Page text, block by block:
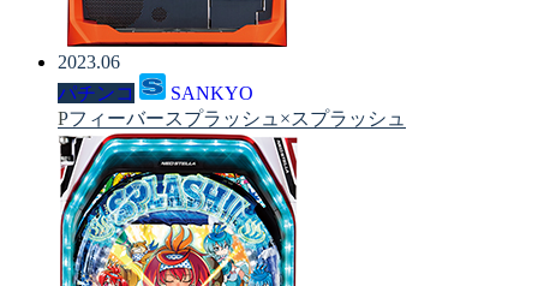
2023.06
パチンコ
SANKYO
Pフィーバースプラッシュ×スプラッシュ